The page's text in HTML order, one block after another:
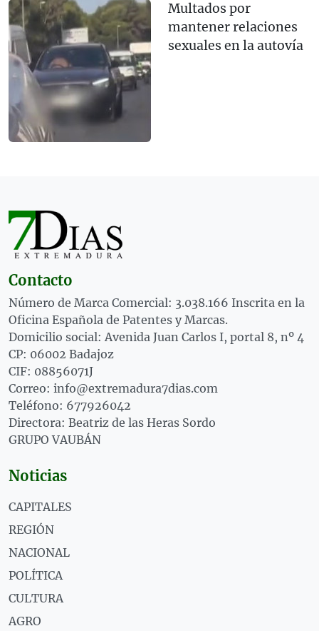
Multados por
mantener relaciones
sexuales en la autovía
Contacto
Número de Marca Comercial: 3.038.166 Inscrita en la
Oficina Española de Patentes y Marcas.
Domicilio social: Avenida Juan Carlos I, portal 8, nº 4
CP: 06002 Badajoz
CIF: 08856071J
Correo: info@extremadura7dias.com
Teléfono: 677926042
Directora: Beatriz de las Heras Sordo
GRUPO VAUBÁN
Noticias
CAPITALES
REGIÓN
NACIONAL
POLÍTICA
CULTURA
AGRO